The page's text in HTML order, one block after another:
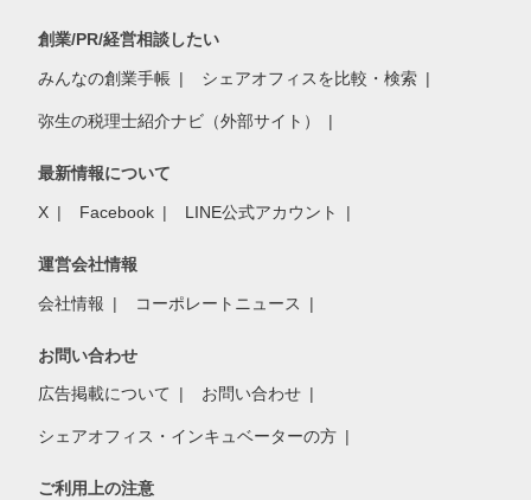
創業/PR/経営相談したい
みんなの創業手帳 シェアオフィスを比較・検索
弥生の税理士紹介ナビ（外部サイト）
最新情報について
X Facebook LINE公式アカウント
運営会社情報
会社情報 コーポレートニュース
お問い合わせ
広告掲載について お問い合わせ
シェアオフィス・インキュベーターの方
ご利用上の注意